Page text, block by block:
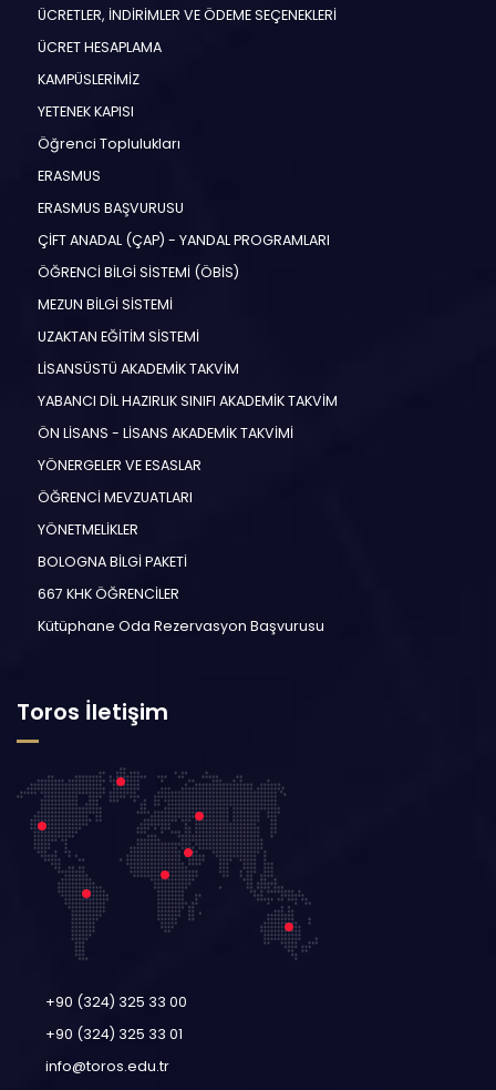
ÜCRETLER, İNDİRİMLER VE ÖDEME SEÇENEKLERİ
ÜCRET HESAPLAMA
KAMPÜSLERİMİZ
YETENEK KAPISI
Öğrenci Toplulukları
ERASMUS
ERASMUS BAŞVURUSU
ÇİFT ANADAL (ÇAP) - YANDAL PROGRAMLARI
ÖĞRENCİ BİLGİ SİSTEMİ (ÖBİS)
MEZUN BİLGİ SİSTEMİ
UZAKTAN EĞİTİM SİSTEMİ
LİSANSÜSTÜ AKADEMİK TAKVİM
YABANCI DİL HAZIRLIK SINIFI AKADEMİK TAKVİM
ÖN LİSANS - LİSANS AKADEMİK TAKVİMİ
YÖNERGELER VE ESASLAR
ÖĞRENCİ MEVZUATLARI
YÖNETMELİKLER
BOLOGNA BİLGİ PAKETİ
667 KHK ÖĞRENCİLER
Kütüphane Oda Rezervasyon Başvurusu
Toros İletişim
+90 (324) 325 33 00
+90 (324) 325 33 01
info@toros.edu.tr